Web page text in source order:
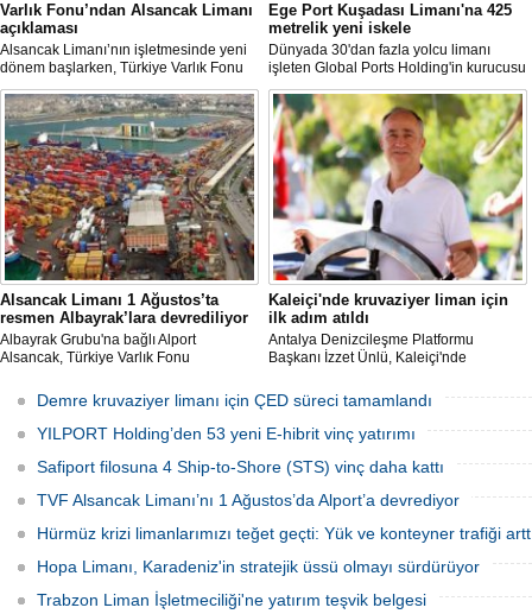
Varlık Fonu’ndan Alsancak Limanı
açıklaması
Alsancak Limanı’nın işletmesinde yeni
dönem başlarken, Türkiye Varlık Fonu
Yatırımlardan Sorumlu Genel Müdür
Yardımcısı Aziz Murat Uluğ, limanda
satış ya da imtiyaz devri yapılmadığını
belirterek, “Yük limanı operasyonlarını
yerli ve milli Alport’a teslim ettik”
açıklamasında bulundu.
Ege Port Kuşadası Limanı'na 425
metrelik yeni iskele
Dünyada 30'dan fazla yolcu limanı
işleten Global Ports Holding'in kurucusu
ve Yönetim Kurulu Başkanı Mehmet
Kutman'ın sahibi olduğu Ege Port
Kuşadası, yeni bir yatırım hamlesine
hazırlanıyor.
Alsancak Limanı 1 Ağustos’ta
resmen Albayrak’lara devrediliyor
Albayrak Grubu'na bağlı Alport
Alsancak, Türkiye Varlık Fonu
yük limanı işletmesini 1 Ağustos 2026
itibarıyla devralacağını liman
kullanıcılarına gönderdiği resmi yazıyla
Kaleiçi'nde kruvaziyer liman için
ilk adım atıldı
Antalya Denizcileşme Platformu
Başkanı İzzet Ünlü, Kaleiçi'nde
Ulaştırma ve Altyapı Bakanlığı 6'ncı
Bölge Müdürlüğü tarafından teknik
çalışma başlatıldığını açıkladı.
Demre kruvaziyer limanı için ÇED süreci tamamlandı
YILPORT Holding’den 53 yeni E-hibrit vinç yatırımı
Safiport filosuna 4 Ship-to-Shore (STS) vinç daha kattı
TVF Alsancak Limanı’nı 1 Ağustos’da Alport’a devrediyor
Hürmüz krizi limanlarımızı teğet geçti: Yük ve konteyner trafiği
Hopa Limanı, Karadeniz'in stratejik üssü olmayı sürdürüyor
Trabzon Liman İşletmeciliği'ne yatırım teşvik belgesi